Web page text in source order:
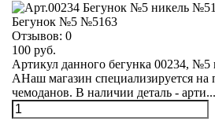
Бегунок №5 №5163
Отзывов: 0
100 руб.
Артикул данного бегунка 00234,
АНаш магазин специализируется на
чемоданов. В наличии деталь - арти...